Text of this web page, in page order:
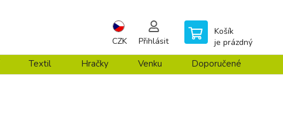
CZK Přihlásit
Košík
je prázdný
Textil Hračky Venku Doporučené